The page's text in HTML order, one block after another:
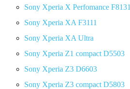
Sony Xperia X Perfomance F8131
Sony Xperia XA F3111
Sony Xperia XA Ultra
Sony Xperia Z1 compact D5503
Sony Xperia Z3 D6603
Sony Xperia Z3 compact D5803